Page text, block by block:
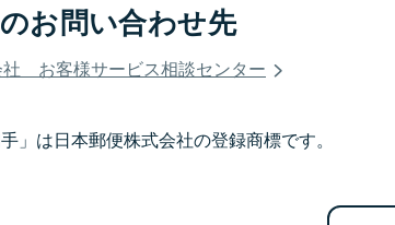
お問い合わせ先
社 お客様サービス相談センター
」は日本郵便株式会社の登録商標です。